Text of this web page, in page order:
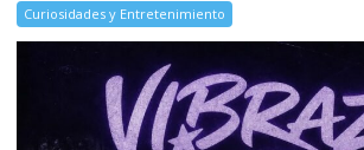
Curiosidades y Entretenimiento